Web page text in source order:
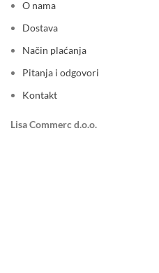
O nama
Dostava
Način plaćanja
Pitanja i odgovori
Kontakt
Lisa Commerc d.o.o.